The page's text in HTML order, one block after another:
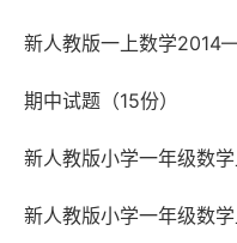
新人教版一上数学
期中试题（15份）
新人教版小学一年级数
新人教版小学一年级数